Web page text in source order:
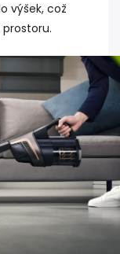
výšek, což